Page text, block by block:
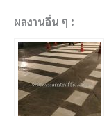
ผลงานอื่น ๆ :